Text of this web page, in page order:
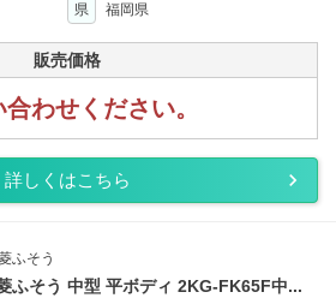
県 福岡県
販売価格
わせください。
詳しくはこちら
ふそう
ふそう 中型 平ボディ 2KG-FK65F中...